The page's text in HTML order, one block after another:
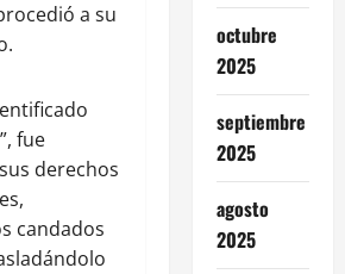
a su
fue
derechos
candados
octubre
2025
septiembre
2025
agosto
2025